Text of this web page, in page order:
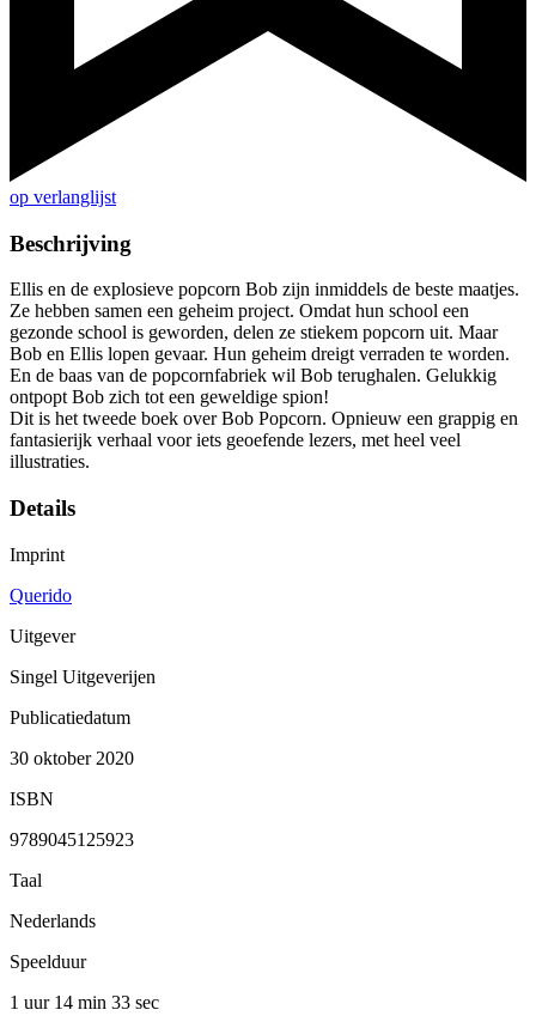
op verlanglijst
Beschrijving
Ellis en de explosieve popcorn Bob zijn inmiddels de beste maatjes.
Ze hebben samen een geheim project. Omdat hun school een
gezonde school is geworden, delen ze stiekem popcorn uit. Maar
Bob en Ellis lopen gevaar. Hun geheim dreigt verraden te worden.
En de baas van de popcornfabriek wil Bob terughalen. Gelukkig
ontpopt Bob zich tot een geweldige spion!
Dit is het tweede boek over Bob Popcorn. Opnieuw een grappig en
fantasierijk verhaal voor iets geoefende lezers, met heel veel
illustraties.
Details
Imprint
Querido
Uitgever
Singel Uitgeverijen
Publicatiedatum
30 oktober 2020
ISBN
9789045125923
Taal
Nederlands
Speelduur
1 uur 14 min 33 sec